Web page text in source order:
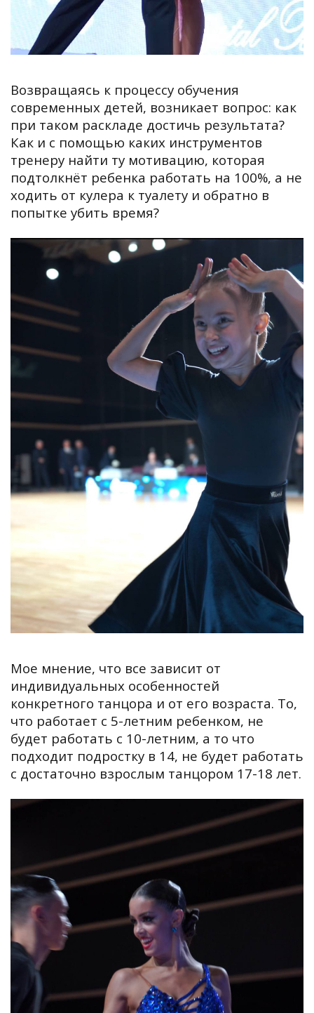
Возвращаясь к процессу обучения
современных детей, возникает вопрос: как
при таком раскладе достичь результата?
Как и с помощью каких инструментов
тренеру найти ту мотивацию, которая
подтолкнёт ребенка работать на 100%, а не
ходить от кулера к туалету и обратно в
попытке убить время?
Мое мнение, что все зависит от
индивидуальных особенностей
конкретного танцора и от его возраста. То,
что работает с 5-летним ребенком, не
будет работать с 10-летним, а то что
подходит подростку в 14, не будет работать
с достаточно взрослым танцором 17-18 лет.